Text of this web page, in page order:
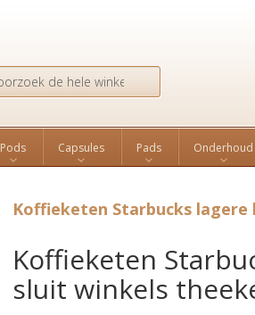
Search
Pods Capsules Pads Onderhoud
Koffieketen Starbucks
Koffieketen
sluit winkels